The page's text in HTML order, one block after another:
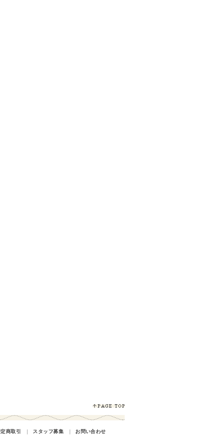
商取引 ｜ スタッフ募集 ｜ お問い合わせ